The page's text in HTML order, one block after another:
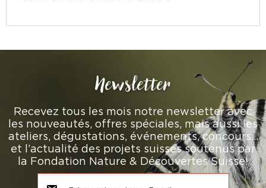
Newsletter
Recevez tous les mois notre newsletter avec
les nouveautés, offres spéciales, mais aussi les
ateliers, dégustations, événements, concours…
et l’actualité des projets suisses soutenus par
la Fondation Nature & Découvertes Suisse!